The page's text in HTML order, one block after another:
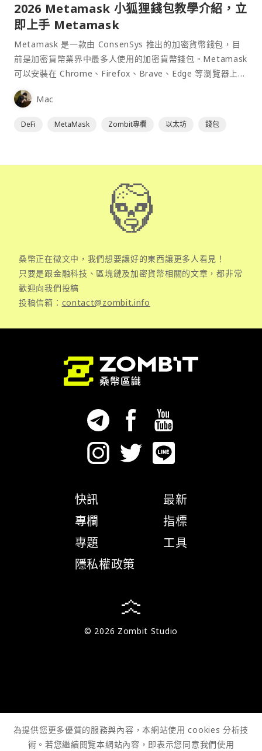
2026 Metamask 小狐狸錢包教學介紹，立
即上手 Metamask
Metamask 是一款由 ConsenSys 推出的加密貨幣錢包，目
前是加密貨幣業界中最多人使用的加密貨幣錢包。Metamask
可以安裝在 Chrome、Firefox、Brave、Edge 等瀏覽器上作
為插件使用，具備許多功能且使用上非常方便。
Mac
DeFi MetaMask Zombit專欄 以太坊 錢包
桑幣正在徵文中，我們想要讓好的東西讓更多人看見！
只要是跟金融科技、區塊鏈及加密貨幣相關的文章，都非常
歡迎向我們投稿
投稿信箱： contact@zombit.info
快訊
專欄
專題
隱私權政策
最新
指標
工具
© 2026 Zombit Studio
為提供您更多優質的服務與內容，本網站使用 cookies 分析技
術。若您繼續閱覽本網站內容，即表示您同意我們使用